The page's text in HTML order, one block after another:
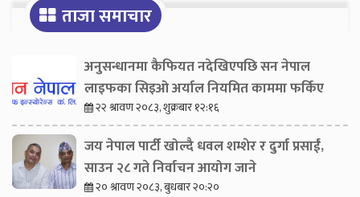
ताजा समाचार
अनुसन्धानमा कैफियत नदेखिएपछि सन नेपाल
लाइफका सिइओ अर्याल नियमित काममा फर्किए
२२ श्रावण २०८३, शुक्रबार १२:१६
जय नेपाल पार्टी खोल्दै धवल शम्शेर र दुर्गा प्रसाईं,
साउन २८ गते निर्वाचन आयोग जाने
२० श्रावण २०८३, बुधबार २०:२०